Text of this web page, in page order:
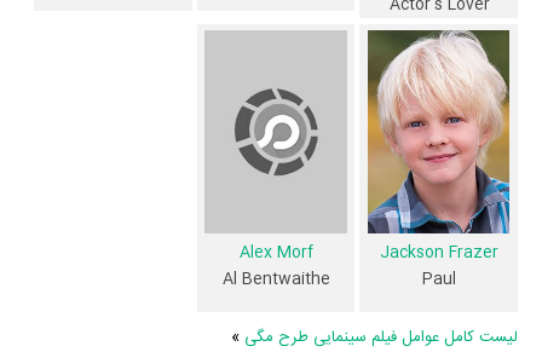
آنها درمنظومیک صفحه اختصاصی دارند.
اطلاعات فیلم طرح مگی
تاکنون در صفحه اختصاصی فیلم طرح مگی در
پژوهشگران و مردم ثبت شده است؛ در بخش گالری عکس و پوستر فیلم طرح
فیلم طرح مگی، سوتی فیلم طرح مگی و نقد فیلم طرح مگی هنوز موردی ثبت
Jackson Frazer
Paul
Alex Morf
Al Bentwaithe
لیست کامل عوامل فیلم سینمایی طرح مگی »